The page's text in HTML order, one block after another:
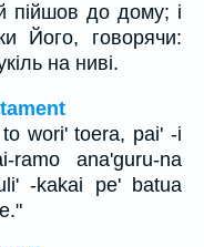
пійшов до дому; і
Його, говорячи:
на ниві.
wori' toera, pai' -i
ana'guru-na
-kakai pe' batua